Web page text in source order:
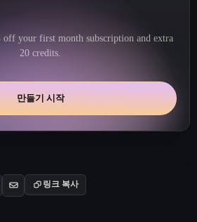
your first month subscription and extra
20 credits.
만들기 시작
링크 복사